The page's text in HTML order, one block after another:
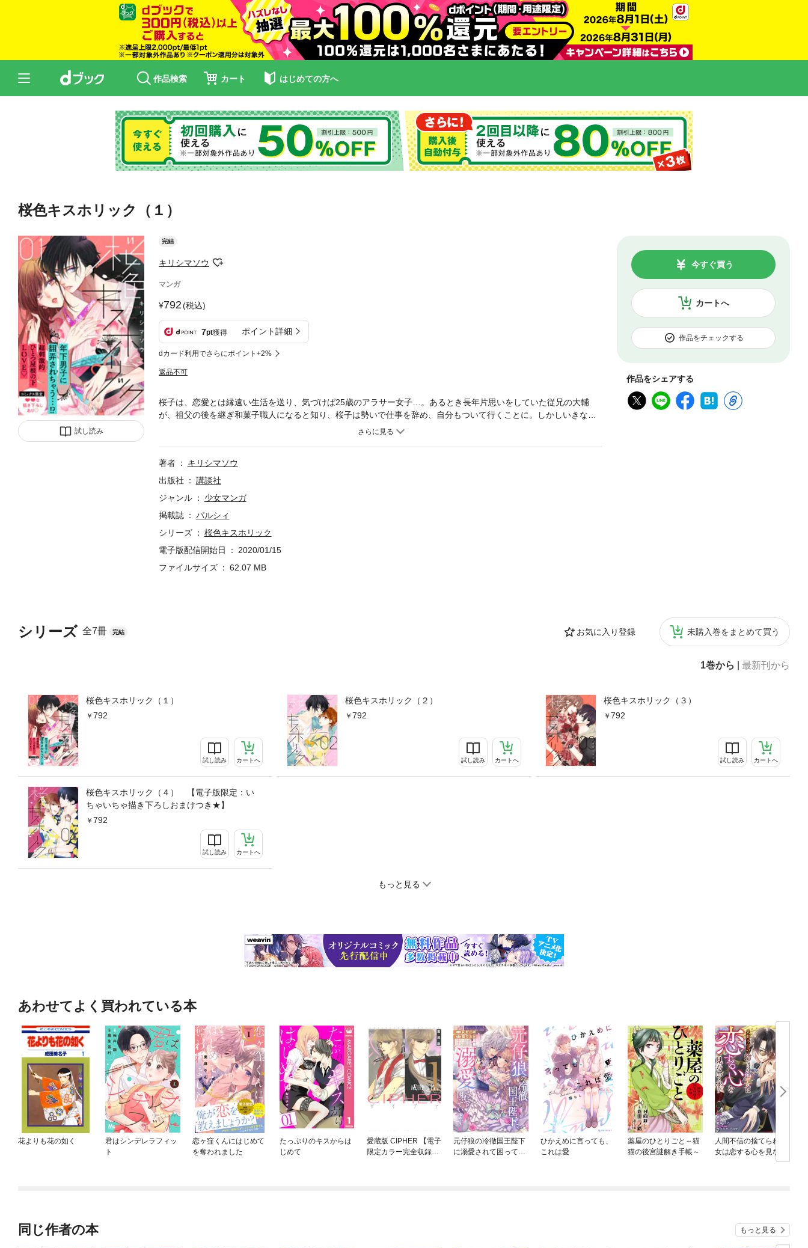
作品検索 カート はじめての方へ
桜色キスホリック（１）
試し読み
完結
キリシマソウ
マンガ
792(税込)
7pt獲得 ポイント詳細
dカード利用でさらにポイント+2%
返品不可
カートへ
今すぐ買う
作品をチェックする
作品をシェアする
シリーズ 全7冊 完結 お気に入り登録 未購入巻をまとめて買う
1巻から 最新刊から
桜色キスホリック（１）
792
試し読み カートへ
桜色キスホリック（２）
792
試し読み カートへ
桜色キスホリック（３）
792
試し読み カートへ
桜色キスホリック（４） 【電子版限定：い
ちゃいちゃ描き下ろしおまけつき★】
792
試し読み カートへ
もっと見る
桜子は、恋愛とは縁遠い生活を送り、気づけば25歳のアラサー女子…。あるとき長年片思いをしていた従兄の大輔
が、祖父の後を継ぎ和菓子職人になると知り、桜子は勢いで仕事を辞め、自分もついて行くことに。しかしいきなり
お店の経営はピンチに！ そんな中、桜子は家の前で倒れているイケメンと出会う。「いい匂い…食べていい？」そし
著者
キリシマソウ
出版社
講談社
ジャンル
少女マンガ
掲載誌
パルシィ
シリーズ
桜色キスホリック
電子版配信開始日
2020/01/15
ファイルサイズ
62.07 MB
あわせてよく買われている本
花よりも花の如く
君はシンデレラフィッ
ト
恋ヶ窪くんにはじめて
を奪われました
たっぷりのキスからは
じめて
愛蔵版 CIPHER 【電子
限定カラー完全収録
元仔狼の冷徹国王陛下
に溺愛されて困ってい
ひかえめに言っても、
これは愛
薬屋のひとりごと～猫
猫の後宮謎解き手帳～
人間不信の捨てられ聖
女は恋する心を見ない
同じ作者の本 もっと見る